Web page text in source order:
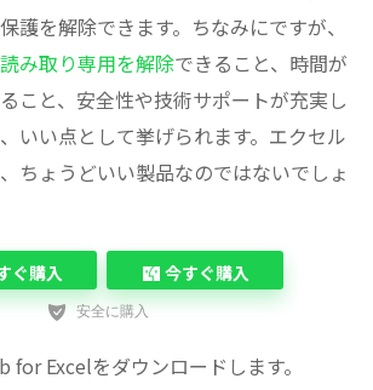
護を解除できます。ちなみにですが、
み取り専用を解除できること、時間が
こと、安全性や技術サポートが充実し
いい点として挙げられます。エクセル
ちょうどいい製品なのではないでしょ
ぐ購入 今すぐ購入
for Excelをダウンロードします。